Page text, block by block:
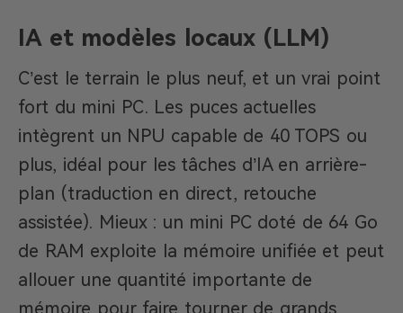
IA et modèles locaux (LLM)
C’est le terrain le plus neuf, et un vrai point
fort du mini PC. Les puces actuelles
intègrent un NPU capable de 40 TOPS ou
plus, idéal pour les tâches d’IA en arrière-
plan (traduction en direct, retouche
assistée). Mieux : un mini PC doté de 64 Go
de RAM exploite la mémoire unifiée et peut
allouer une quantité importante de
mémoire pour faire tourner de grands